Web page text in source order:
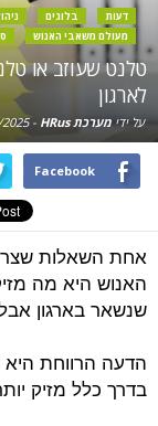
דעות בלוגים
מעולם משאבי האנוש
טלנט שעוזב או
לארגון
על ידי מערכת HRus -
Facebook
אחת השאלות
האנוש היא מה
שנשאר בארגון
הדעה הרווחת
בדרך כלל מזיק